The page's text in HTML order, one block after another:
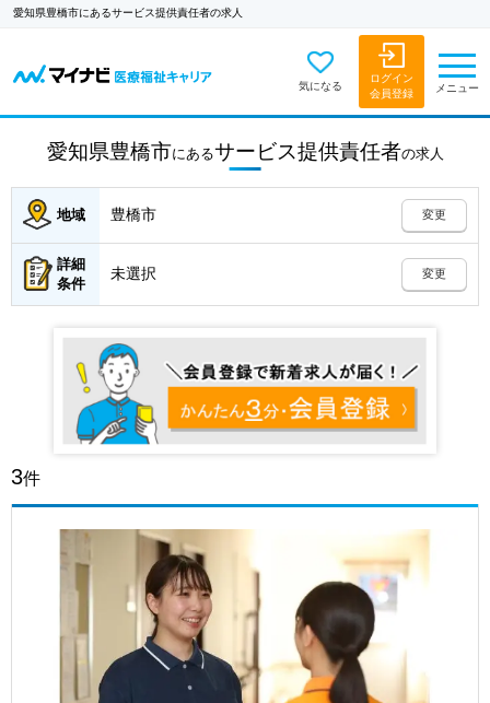
愛知県豊橋市にあるサービス提供責任者の求人
気になる
ログイン
会員登録
メニュー
愛知県豊橋市にあるサービス提供責任者の求人
地域 豊橋市 変更
詳細
条件
未選択 変更
3件